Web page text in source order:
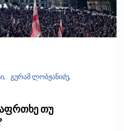
გურამ ლობჟანიძე,
თუ